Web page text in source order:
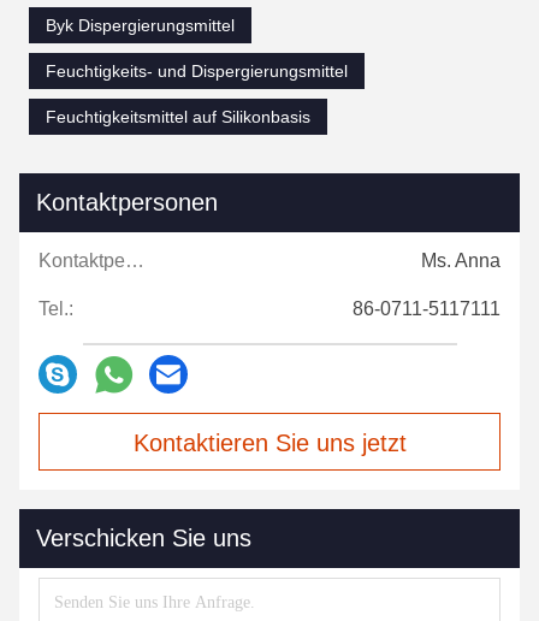
Byk Dispergierungsmittel
Feuchtigkeits- und Dispergierungsmittel
Feuchtigkeitsmittel auf Silikonbasis
Kontaktpersonen
Kontaktpersonen: Ms. Anna
Tel.: 86-0711-5117111
Kontaktieren Sie uns jetzt
Verschicken Sie uns